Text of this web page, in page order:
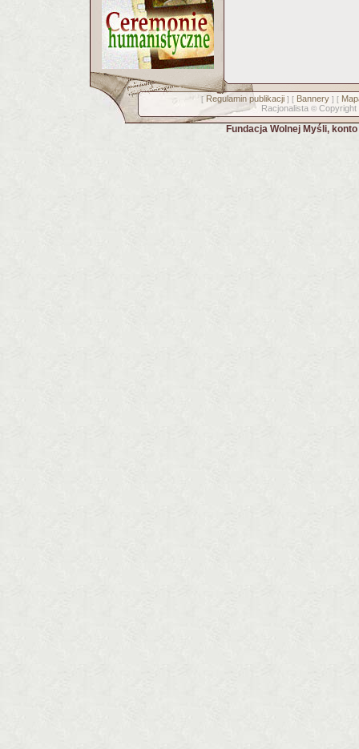
[ Regulamin publikacji] [ Bannery] [
Racjonalista © Copyright
Fundacja Wolnej Myśli,